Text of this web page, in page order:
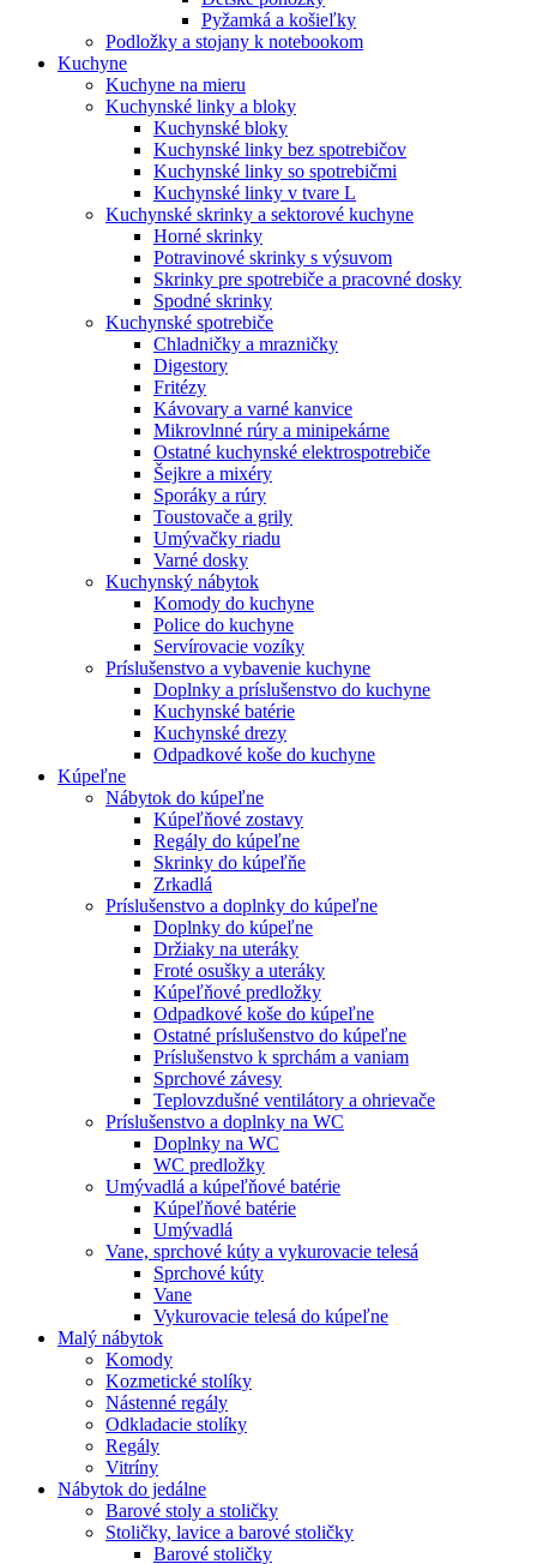
Pyžamká a košieľky
Podložky a stojany k notebookom
Kuchyne
Kuchyne na mieru
Kuchynské linky a bloky
Kuchynské bloky
Kuchynské linky bez spotrebičov
Kuchynské linky so spotrebičmi
Kuchynské linky v tvare L
Kuchynské skrinky a sektorové kuchyne
Horné skrinky
Potravinové skrinky s výsuvom
Skrinky pre spotrebiče a pracovné dosky
Spodné skrinky
Kuchynské spotrebiče
Chladničky a mrazničky
Digestory
Fritézy
Kávovary a varné kanvice
Mikrovlnné rúry a minipekárne
Ostatné kuchynské elektrospotrebiče
Šejkre a mixéry
Sporáky a rúry
Toustovače a grily
Umývačky riadu
Varné dosky
Kuchynský nábytok
Komody do kuchyne
Police do kuchyne
Servírovacie vozíky
Príslušenstvo a vybavenie kuchyne
Doplnky a príslušenstvo do kuchyne
Kuchynské batérie
Kuchynské drezy
Odpadkové koše do kuchyne
Kúpeľne
Nábytok do kúpeľne
Kúpeľňové zostavy
Regály do kúpeľne
Skrinky do kúpeľňe
Zrkadlá
Príslušenstvo a doplnky do kúpeľne
Doplnky do kúpeľne
Držiaky na uteráky
Froté osušky a uteráky
Kúpeľňové predložky
Odpadkové koše do kúpeľne
Ostatné príslušenstvo do kúpeľne
Príslušenstvo k sprchám a vaniam
Sprchové závesy
Teplovzdušné ventilátory a ohrievače
Príslušenstvo a doplnky na WC
Doplnky na WC
WC predložky
Umývadlá a kúpeľňové batérie
Kúpeľňové batérie
Umývadlá
Vane, sprchové kúty a vykurovacie telesá
Sprchové kúty
Vane
Vykurovacie telesá do kúpeľne
Malý nábytok
Komody
Kozmetické stolíky
Nástenné regály
Odkladacie stolíky
Regály
Vitríny
Nábytok do jedálne
Barové stoly a stoličky
Stoličky, lavice a barové stoličky
Barové stoličky